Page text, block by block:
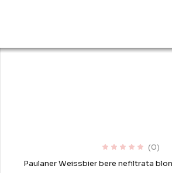
(0)
Paulaner Weissbier bere nefiltrata